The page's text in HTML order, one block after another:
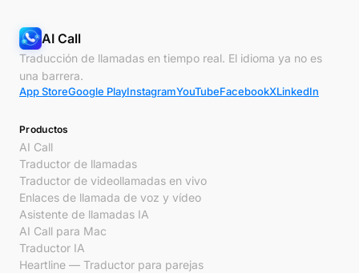
AI Call
Traducción de llamadas en tiempo real. El idioma ya no es
una barrera.
App StoreGoogle PlayInstagramYouTubeFacebookXLinkedIn
Productos
AI Call
Traductor de llamadas
Traductor de videollamadas en vivo
Enlaces de llamada de voz y vídeo
Asistente de llamadas IA
AI Call para Mac
Traductor IA
Heartline — Traductor para parejas